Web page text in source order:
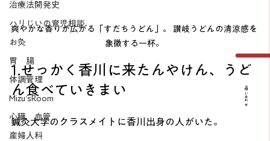
治療法開発史
ハリじいの育児相談
お灸
胃 腸
体調管理
Mizu’sRoom
心臓 血管
産婦人科
爽やかな香りが広がる「すだちうどん」。 讃岐うどんの清涼感を
象徴する一杯。
1.せっかく香川に来たんやけん、うど
ん食べていきまい
鍼灸大学のクラスメイトに香川出身の人がいた。
お問い合わせ